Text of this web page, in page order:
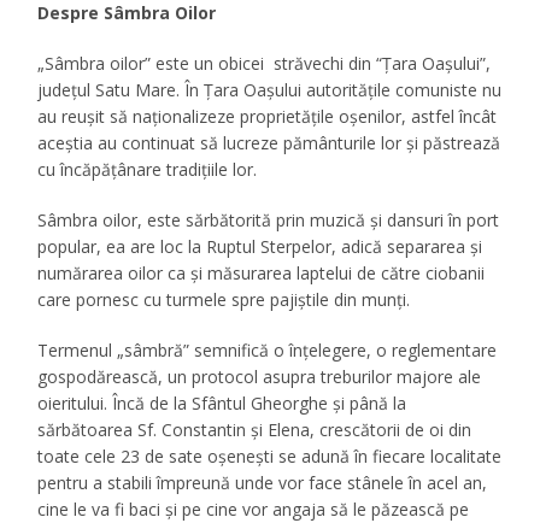
Despre Sâmbra Oilor
„Sâmbra oilor” este un obicei străvechi din “Ţara Oaşului”,
judeţul Satu Mare. În Ţara Oaşului autorităţile comuniste nu
au reuşit să naţionalizeze proprietăţile oşenilor, astfel încât
aceştia au continuat să lucreze pământurile lor şi păstrează
cu încăpăţânare tradiţiile lor.
Sâmbra oilor, este sărbătorită prin muzică şi dansuri în port
popular, ea are loc la Ruptul Sterpelor, adică separarea şi
numărarea oilor ca şi măsurarea laptelui de către ciobanii
care pornesc cu turmele spre pajiştile din munţi.
Termenul „sâmbră” semnifică o înţelegere, o reglementare
gospodărească, un protocol asupra treburilor majore ale
oieritului. Încă de la Sfântul Gheorghe şi până la
sărbătoarea Sf. Constantin şi Elena, crescătorii de oi din
toate cele 23 de sate oşeneşti se adună în fiecare localitate
pentru a stabili împreună unde vor face stânele în acel an,
cine le va fi baci şi pe cine vor angaja să le păzească pe